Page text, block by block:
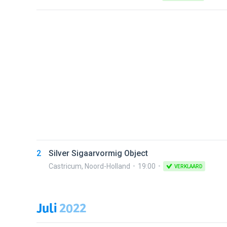
2 Silver Sigaarvormig Object
Castricum, Noord-Holland 19:00 VERKLAARD
Juli2022